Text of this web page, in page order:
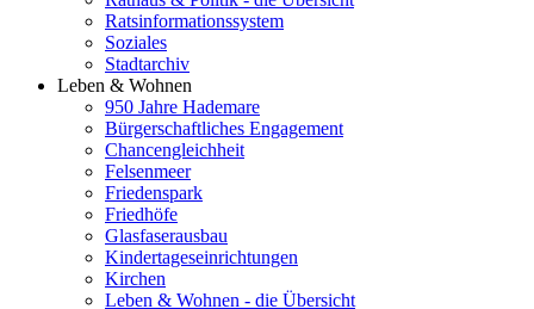
Ratsinformationssystem
Soziales
Stadtarchiv
Leben & Wohnen
950 Jahre Hademare
Bürgerschaftliches Engagement
Chancengleichheit
Felsenmeer
Friedenspark
Friedhöfe
Glasfaserausbau
Kindertageseinrichtungen
Kirchen
Leben & Wohnen - die Übersicht